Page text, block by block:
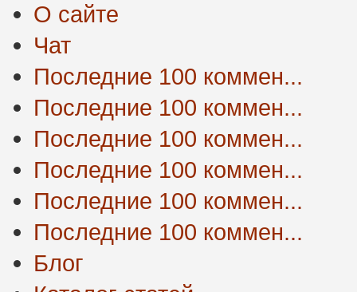
О сайте
Чат
Последние 100 коммен...
Последние 100 коммен...
Последние 100 коммен...
Последние 100 коммен...
Последние 100 коммен...
Последние 100 коммен...
Блог